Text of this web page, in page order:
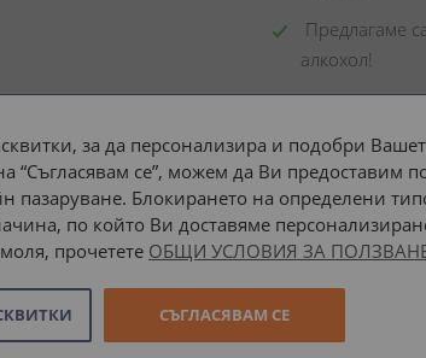
Предлагаме
алкохол!
Доставка до адрес с:
Онлайн магазин от
за да персонализира и подобри
“Съгласявам се”, можем да Ви предоставим
пазаруване. Блокирането на определени
по който Ви доставяме
прочетете ОБЩИ УСЛОВИЯ ЗА
СЪГЛАСЯВАМ СЕ